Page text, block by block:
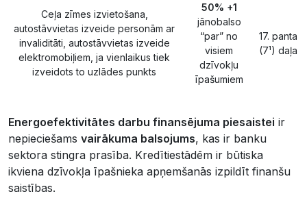
Ceļa zīmes izvietošana,
autostāvvietas izveide personām ar
invaliditāti, autostāvvietas izveide
elektromobiļiem, ja vienlaikus tiek
izveidots to uzlādes punkts
50% +1
jānobalso
“par” no
visiem
dzīvokļu
īpašumiem
17. panta
(7¹) daļa
Energoefektivitātes darbu finansējuma piesaistei ir
nepieciešams vairākuma balsojums, kas ir banku
sektora stingra prasība. Kredītiestādēm ir būtiska
ikviena dzīvokļa īpašnieka apņemšanās izpildīt finanšu
saistības.